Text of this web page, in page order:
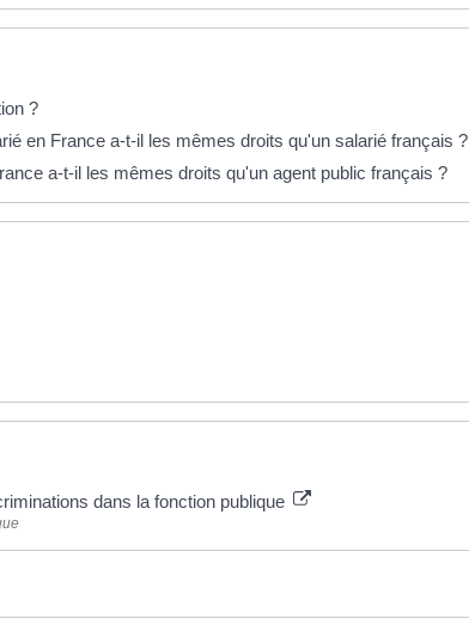
?
en France a-t-il les mêmes droits qu'un salarié français ?
a-t-il les mêmes droits qu'un agent public français ?
dans la fonction publique